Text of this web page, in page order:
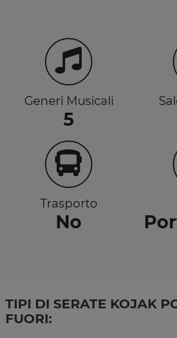
Generi Musicali
5
Trasporto
No
TIPI DI SERATE KOJAK
FUORI: